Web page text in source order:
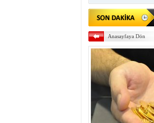
Anasayfaya Dön